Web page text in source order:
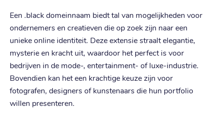
Een .black domeinnaam biedt tal van mogelijkheden voor
ondernemers en creatieven die op zoek zijn naar een
unieke online identiteit. Deze extensie straalt elegantie,
mysterie en kracht uit, waardoor het perfect is voor
bedrijven in de mode-, entertainment- of luxe-industrie.
Bovendien kan het een krachtige keuze zijn voor
fotografen, designers of kunstenaars die hun portfolio
willen presenteren.